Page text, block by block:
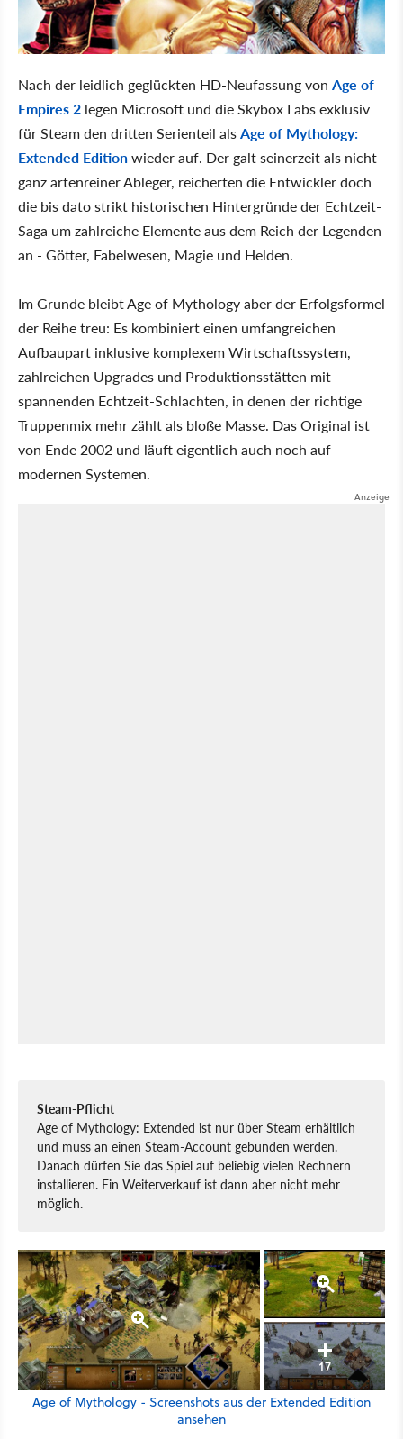
Nach der leidlich geglückten HD-Neufassung von Age of
Empires 2 legen Microsoft und die Skybox Labs exklusiv
für Steam den dritten Serienteil alsAge of Mythology:
Extended Editionwieder auf. Der galt seinerzeit als nicht
ganz artenreiner Ableger, reicherten die Entwickler doch
die bis dato strikt historischen Hintergründe der Echtzeit-
Saga um zahlreiche Elemente aus dem Reich der Legenden
an - Götter, Fabelwesen, Magie und Helden.
Im Grunde bleibt Age of Mythology aber der Erfolgsformel
der Reihe treu: Es kombiniert einen umfangreichen
Aufbaupart inklusive komplexem Wirtschaftssystem,
zahlreichen Upgrades und Produktionsstätten mit
spannenden Echtzeit-Schlachten, in denen der richtige
Truppenmix mehr zählt als bloße Masse. Das Original ist
von Ende 2002 und läuft eigentlich auch noch auf
modernen Systemen.
Steam-Pflicht
Age of Mythology: Extended ist nur über Steam erhältlich
und muss an einen Steam-Account gebunden werden.
Danach dürfen Sie das Spiel auf beliebig vielen Rechnern
installieren. Ein Weiterverkauf ist dann aber nicht mehr
möglich.
17
Age of Mythology - Screenshots aus der Extended Edition
ansehen